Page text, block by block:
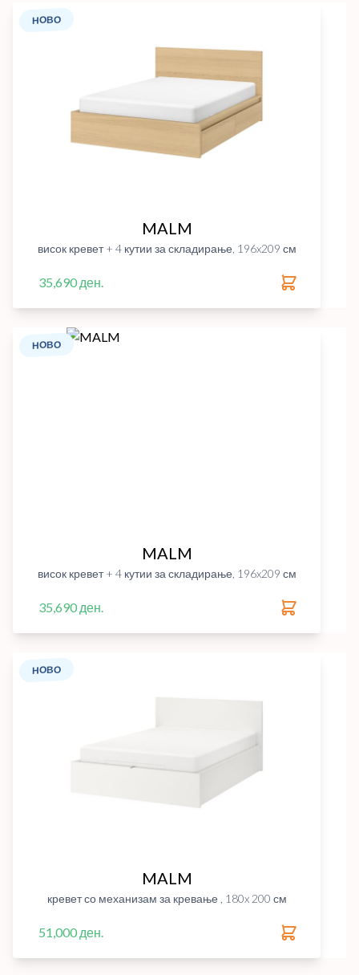
НОВО
MALM
висок кревет + 4 кутии за складирање, 196x209 см
35,690 ден.
НОВО
MALM
висок кревет + 4 кутии за складирање, 196x209 см
35,690 ден.
НОВО
MALM
кревет со механизам за кревање , 180x 200 см
51,000 ден.